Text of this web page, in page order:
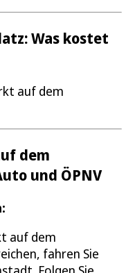
Was kostet
auf dem
dem
und ÖPNV
auf dem
fahren Sie